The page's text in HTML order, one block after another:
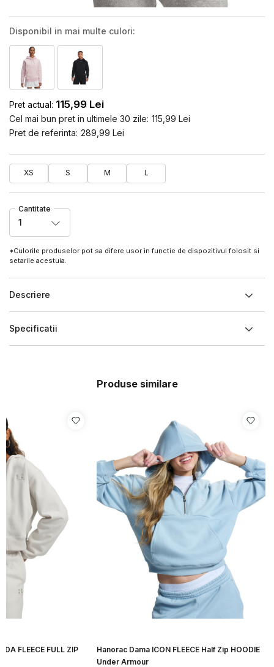
Disponibil in mai multe culori:
Pret actual: 115,99 Lei
Cel mai bun pret in ultimele 30 zile: 115,99 Lei
Pret de referinta: 289,99 Lei
XS S M L
Cantitate
1
*Culorile produselor pot sa difere usor in functie de dispozitivul folosit si
setarile acestuia.
Descriere
Specificatii
Produse similare
FLEECE FULL ZIP
Hanorac Dama ICON FLEECE Half Zip HOODIE
Under Armour